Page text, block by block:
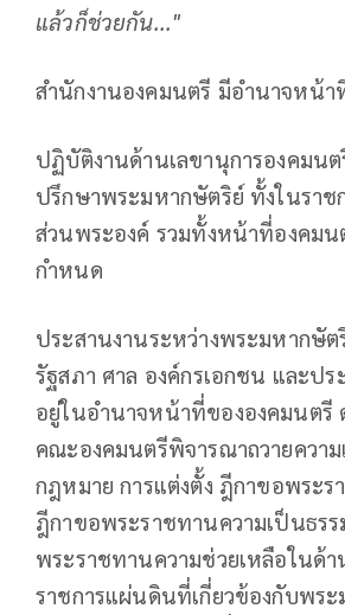
แล้วก็ช่วยกัน..."
สำนักงานองคมนตรี มีอำนาจหน้า
ปฏิบัติงานด้านเลขานุการองคมน
ปรึกษาพระมหากษัตริย์ ทั้งในรา
ส่วนพระองค์ รวมทั้งหน้าที่องคม
กำหนด
ประสานงานระหว่างพระมหากษัต
รัฐสภา ศาล องค์กรเอกชน และป
อยู่ในอำนาจหน้าที่ขององคมนตรี
คณะองคมนตรีพิจารณาถวายความ
กฎหมาย การแต่งตั้ง ฎีกาขอพระ
ฎีกาขอพระราชทานความเป็นธรร
พระราชทานความช่วยเหลือในด้า
ราชการแผ่นดินที่เกี่ยวข้องกับพร